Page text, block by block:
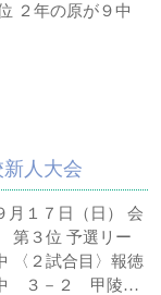
２年の原が９中
人大会
１７日（日） 会
３位 予選リー
〈２試合目〉報徳
中 ３－２ 甲陵…